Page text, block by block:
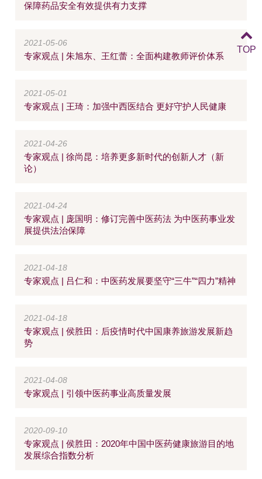
保障药品安全有效提供有力支撑
2021-05-06
专家观点 | 朱旭东、王红蕾：全面构建教师评价体系
2021-05-01
专家观点 | 王琦：加强中西医结合 更好守护人民健康
2021-04-26
专家观点 | 徐尚昆：培养更多新时代的创新人才（新
论）
2021-04-24
专家观点 | 庞国明：修订完善中医药法 为中医药事业发
展提供法治保障
2021-04-18
专家观点 | 吕仁和：中医药发展要坚守“三牛”“四力”精神
2021-04-18
专家观点 | 侯胜田：后疫情时代中国康养旅游发展新趋
势
2021-04-08
专家观点 | 引领中医药事业高质量发展
2020-09-10
专家观点 | 侯胜田：2020年中国中医药健康旅游目的地
发展综合指数分析
TOP